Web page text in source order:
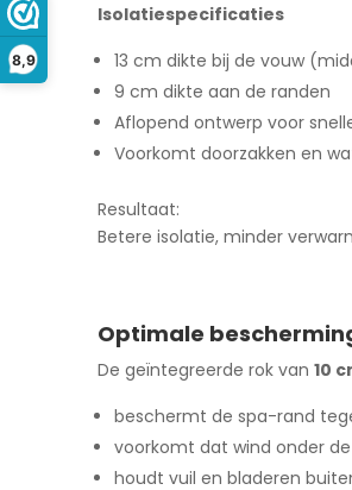
8,9
Isolatiespecificaties
13 cm dikte bij de vouw
9 cm dikte aan de randen
Aflopend ontwerp voor
Voorkomt doorzakken en
Resultaat:
Betere isolatie, minder
Optimale
De geïntegreerde rok van 10
beschermt de spa-rand
voorkomt dat wind onder
houdt vuil en bladeren